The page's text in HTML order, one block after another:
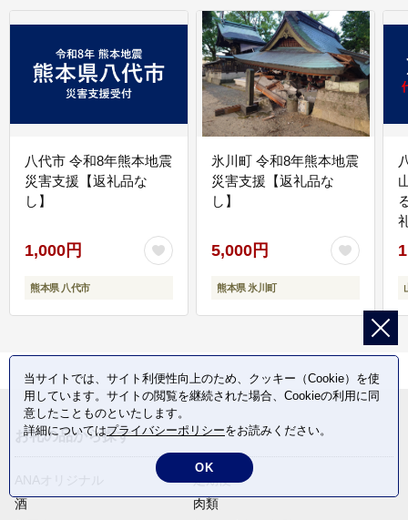
八代市 令和8年熊本地震
災害支援【返礼品な
し】
1,000円
熊本県 八代市
氷川町 令和8年熊本地震
災害支援【返礼品な
し】
5,000円
熊本県 氷川町
お礼の品から探す
定期便
酒
肉類
当サイトでは、サイト利便性向上のため、クッキー（Cookie）を使
用しています。サイトの閲覧を継続された場合、Cookieの利用に同
意したことものといたします。
詳細についてはプライバシーポリシーをお読みください。
OK